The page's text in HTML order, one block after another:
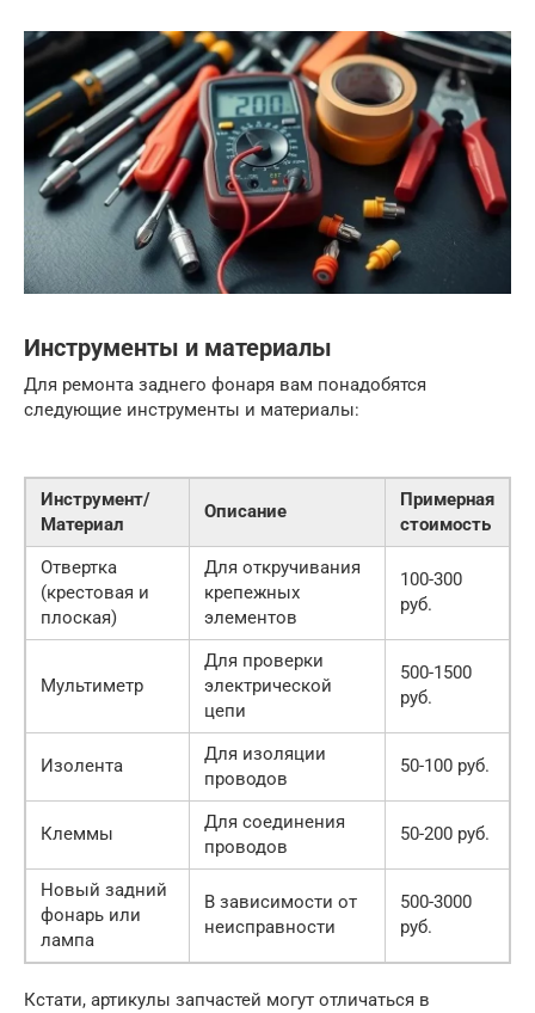
Инструменты и материалы
Для ремонта заднего фонаря вам понадобятся
следующие инструменты и материалы:
Инструмент/
Материал
Описание
Примерная
стоимость
Отвертка
(крестовая и
плоская)
Для откручивания
крепежных
элементов
100-300
руб.
Мультиметр
Для проверки
электрической
цепи
500-1500
руб.
Изолента
Для изоляции
проводов
50-100 руб.
Клеммы
Для соединения
проводов
50-200 руб.
Новый задний
фонарь или
лампа
В зависимости от
неисправности
500-3000
руб.
Кстати, артикулы запчастей могут отличаться в